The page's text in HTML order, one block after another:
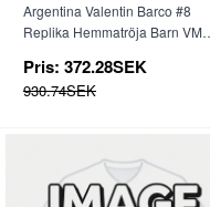
Argentina Valentin Barco #8
Replika Hemmatröja Barn VM
Pris: 372.28SEK
930.74SEK